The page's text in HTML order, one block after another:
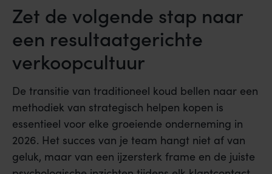
Zet de volgende stap naar
een resultaatgerichte
verkoopcultuur
De transitie van traditioneel koud bellen naar een
methodiek van strategisch helpen kopen is
essentieel voor elke groeiende onderneming in
2026. Het succes van je team hangt niet af van
geluk, maar van een ijzersterk frame en de juiste